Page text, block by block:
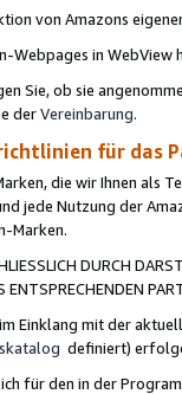
von Amazons
Webpages in WebView
Sie, ob sie
derVereinbarung.
für das
die wir Ihnen als
jede Nutzung der
Marken.
DURCH
Einklang mit der
definiert)
für den in der